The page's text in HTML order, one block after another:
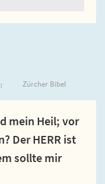
Zürcher Bibel
mein Heil; vor
Der HERR ist
sollte mir